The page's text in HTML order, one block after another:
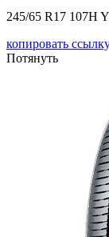
245/65 R17 107H
копировать
Потянуть